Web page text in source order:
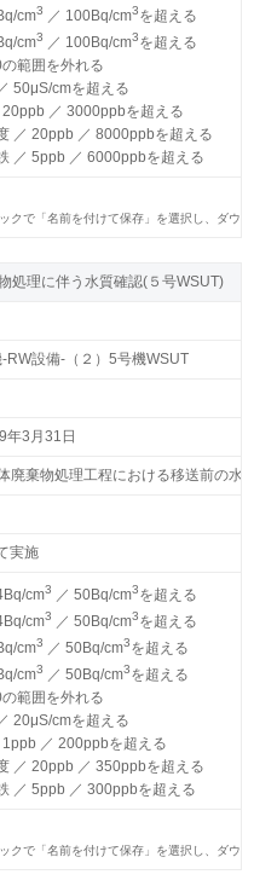
cm3 ／ 100Bq/cm3を超える
cm3 ／ 100Bq/cm3を超える
範囲を外れる
50μS/cmを超える
／ 3000ppbを超える
／ 20ppb ／ 8000ppbを超える
／ 5ppb ／ 6000ppbを超える
クで「名前を付けて保存」を選択し、ダウ
cm3 ／ 100Bq/cm3を超える
cm3 ／ 100Bq/cm3を超える
範囲を外れる
50μS/cmを超える
／ 3000ppbを超える
／ 20ppb ／ 8000ppbを超える
／ 5ppb ／ 6000ppbを超える
クで「名前を付けて保存」を選択し、ダウ
理に伴う水質確認(５号WSUT)
RW設備-（２）5号機WSUT
年3月31日
廃棄物処理工程における移送前の水
実施
cm3 ／ 50Bq/cm3を超える
cm3 ／ 50Bq/cm3を超える
cm3 ／ 50Bq/cm3を超える
cm3 ／ 50Bq/cm3を超える
範囲を外れる
20μS/cmを超える
／ 200ppbを超える
／ 20ppb ／ 350ppbを超える
／ 5ppb ／ 300ppbを超える
クで「名前を付けて保存」を選択し、ダウ
理に伴う水質確認(５号WSUT)
RW設備-（２）5号機WSUT
年3月31日
廃棄物処理工程における移送前の水
実施
cm3 ／ 50Bq/cm3を超える
cm3 ／ 50Bq/cm3を超える
cm3 ／ 50Bq/cm3を超える
cm3 ／ 50Bq/cm3を超える
範囲を外れる
20μS/cmを超える
／ 200ppbを超える
／ 20ppb ／ 350ppbを超える
／ 5ppb ／ 300ppbを超える
クで「名前を付けて保存」を選択し、ダウ